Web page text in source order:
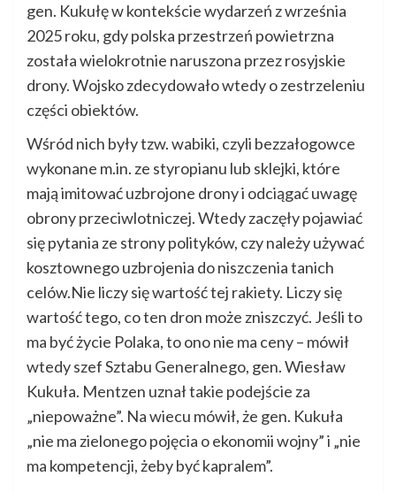
gen. Kukułę w kontekście wydarzeń z września
2025 roku, gdy polska przestrzeń powietrzna
została wielokrotnie naruszona przez rosyjskie
drony. Wojsko zdecydowało wtedy o zestrzeleniu
części obiektów.
Wśród nich były tzw. wabiki, czyli bezzałogowce
wykonane m.in. ze styropianu lub sklejki, które
mają imitować uzbrojone drony i odciągać uwagę
obrony przeciwlotniczej. Wtedy zaczęły pojawiać
się pytania ze strony polityków, czy należy używać
kosztownego uzbrojenia do niszczenia tanich
celów.Nie liczy się wartość tej rakiety. Liczy się
wartość tego, co ten dron może zniszczyć. Jeśli to
ma być życie Polaka, to ono nie ma ceny – mówił
wtedy szef Sztabu Generalnego, gen. Wiesław
Kukuła. Mentzen uznał takie podejście za
„niepoważne”. Na wiecu mówił, że gen. Kukuła
„nie ma zielonego pojęcia o ekonomii wojny” i „nie
ma kompetencji, żeby być kapralem”.